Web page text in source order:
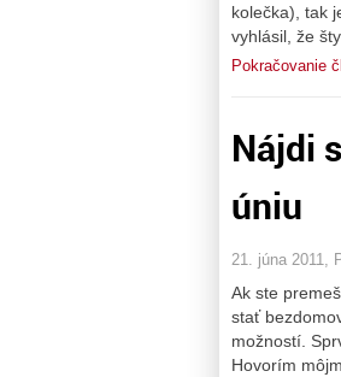
kolečka), tak
vyhlásil, že
Pokračovanie
Nájdi
úniu
21. júna 2011,
Ak ste
stať
možností.
Hovorím